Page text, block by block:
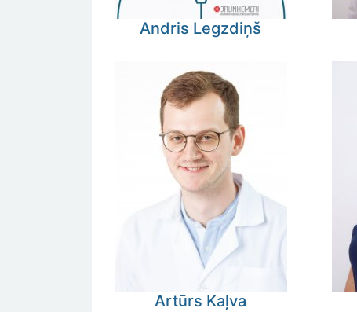
Andris Legzdiņš
Artūrs Kaļva